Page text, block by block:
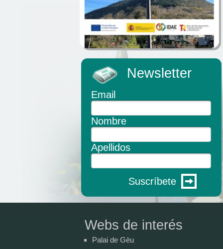
Newsletter
Email
Nombre
Apellidos
Suscríbete
Webs de interés
Palai de Gèu